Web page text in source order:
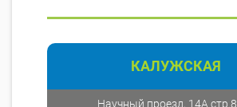
КАЛУЖСКАЯ
Научный проезд, 14А стр.8